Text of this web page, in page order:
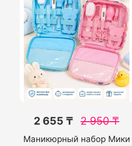
2 655 ₸ 2 950₸
Маникюрный набор Мики